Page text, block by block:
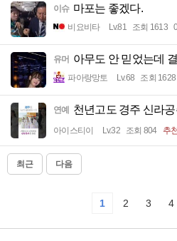
이슈 마포는 좋겠다.
비요비타 Lv.81 조회 1613
유머 아무도 안 믿었는데
파아랑망토 Lv.68 조회 1628
연예 천년고도 경주 신라공
아이스티이 Lv.32 조회 804 추
최근 다음
1 2 3 4